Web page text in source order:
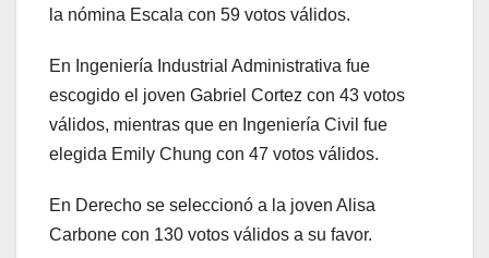
la nómina Escala con 59 votos válidos.
En Ingeniería Industrial Administrativa fue
escogido el joven Gabriel Cortez con 43 votos
válidos, mientras que en Ingeniería Civil fue
elegida Emily Chung con 47 votos válidos.
En Derecho se seleccionó a la joven Alisa
Carbone con 130 votos válidos a su favor.